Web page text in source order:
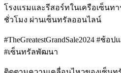
โรงแรมและรีสอร์ทในเครือเซ็นท
ชั่วโมง ผ่านเซ็นทรัลออนไลน์
#TheGreatestGrandSale2024 #ช้อ
#เซ็นทรัลพัฒนา